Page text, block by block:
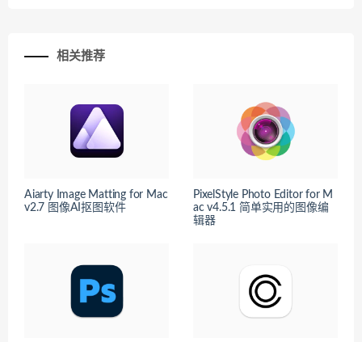
相关推荐
Aiarty Image Matting for Mac
v2.7 图像AI抠图软件
PixelStyle Photo Editor for M
ac v4.5.1 简单实用的图像编
辑器